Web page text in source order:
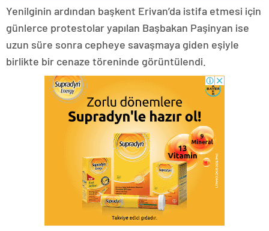
Yenilginin ardından başkent Erivan’da istifa etmesi için
günlerce protestolar yapılan Başbakan Paşinyan ise
uzun süre sonra cepheye savaşmaya giden eşiyle
birlikte bir cenaze töreninde görüntülendi.